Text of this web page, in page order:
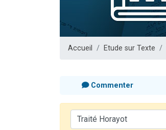
Accueil Etude sur Texte
Commenter